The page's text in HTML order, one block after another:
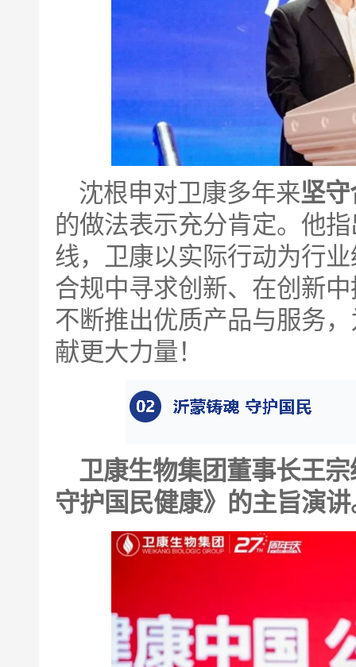
沈根申对卫康多年来坚
的做法表示充分肯定。他
线，卫康以实际行动为行
合规中寻求创新、在创新
不断推出优质产品与服务
献更大力量！
卫康生物集团董事长王
守护国民健康》的主旨演讲